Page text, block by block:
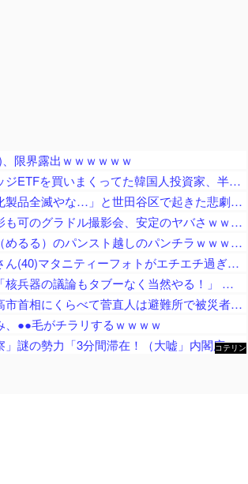
、限界露出ｗｗｗｗｗｗ
少し前までレバレッジETFを買いまくってた韓国人投資家、半導体株が下落局面に突入したと判断した途端に……
「ここら一帯の電化製品全滅やな…」と世田谷区で起きた悲劇に目撃者騒然、下手したら自己破産ルートなのでは……
【画像】スマホ撮影も可のグラドル撮影会、安定のヤバさｗｗｗｗ
【画像】生見愛瑠（めるる）のパンスト越しのパンチラｗｗｗｗｗ
【画像】中川翔子さん(40)マタニティーフォトがエチエチ過ぎるｗｗｗｗｗｗｗｗ
【！】小泉防衛相「核兵器の議論もタブーなく当然やる！」 → 漫画家さん「テレビも新聞も騒げ！憲法違反の暴論！辞任どころか辞職すべき！」
【！】左派さん「高市首相にくらべて菅直人は避難所で被災者に怒鳴られテレビで流され健全！「仕込み」視察じゃない！」
、●●毛がチラリするｗｗｗｗ
高市早苗「熊本視察」謎の勢力「3分間滞在！（大嘘」内閣広報官「事実無根（全否定」高市早苗「51分間視察（首相動静」マスコミ「被災者証言で10秒！（印象操作」→
コテリン